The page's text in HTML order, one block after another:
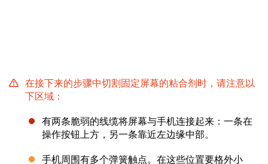
在接下来的步骤中切割固定屏幕的粘合剂时，请注意以
下区域：
有两条脆弱的线缆将屏幕与手机连接起来：一条在
操作按钮上方，另一条靠近左边缘中部。
手机周围有多个弹簧触点。在这些位置要格外小